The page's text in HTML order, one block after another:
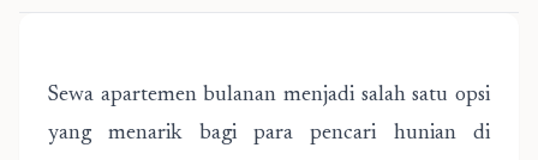
Sewa apartemen bulanan menjadi salah satu opsi
yang menarik bagi para pencari hunian di